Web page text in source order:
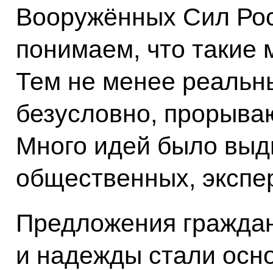
Вооружённых Сил
понимаем, что такие
Тем не менее
безусловно,
Много идей было
общественных,
Предложения
и надежды стали